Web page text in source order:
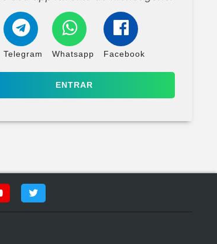
Telegram Whatsapp Facebook
ENTRAR